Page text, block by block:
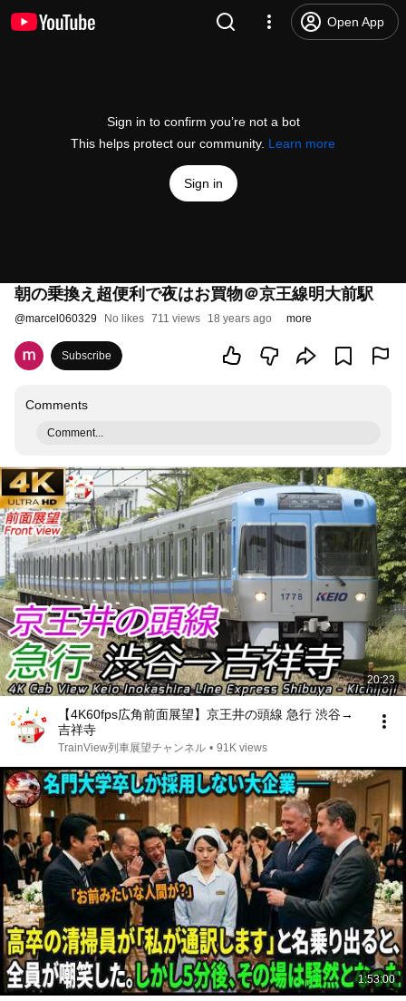
Open App
Sign in to confirm you’re not a bot
This helps protect our community. Learn more
Sign in
朝の乗換え超便利で夜はお買物＠京王線明大前駅
@marcel060329 No likes 711 views 18 years ago more
Subscribe
Comments
Comment...
20:23
【4K60fps広角前面展望】京王井の頭線 急行 渋谷→
吉祥寺
TrainView列車展望チャンネル • 91K views
1:53:00